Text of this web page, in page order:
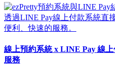
線上預約系統 x LINE Pay 線
服務